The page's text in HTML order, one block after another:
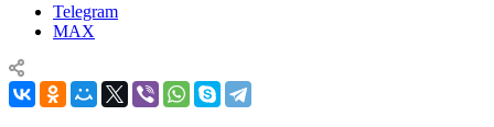
Telegram
MAX